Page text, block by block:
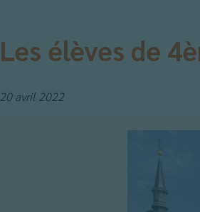
Les élèves de
20 avril 2022